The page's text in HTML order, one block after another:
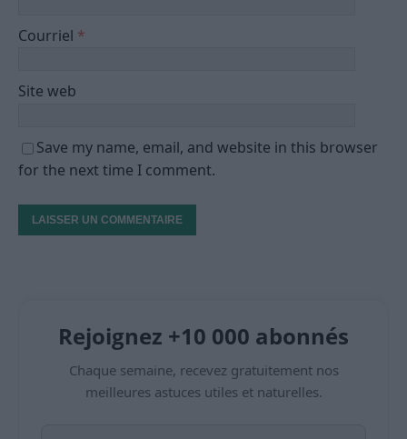
Courriel *
Site web
Save my name, email, and website in this browser
for the next time I comment.
Rejoignez +10 000 abonnés
Chaque semaine, recevez gratuitement nos
meilleures astuces utiles et naturelles.